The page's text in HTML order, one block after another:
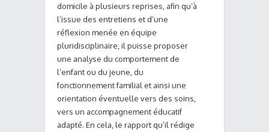
domicile à plusieurs reprises, afin qu’à
l’issue des entretiens et d’une
réflexion menée en équipe
pluridisciplinaire, il puisse proposer
une analyse du comportement de
l’enfant ou du jeune, du
fonctionnement familial et ainsi une
orientation éventuelle vers des soins,
vers un accompagnement éducatif
adapté. En cela, le rapport qu’il rédige